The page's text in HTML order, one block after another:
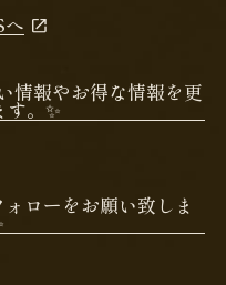
情報やお得な情報を更
。✨
ローをお願い致しま